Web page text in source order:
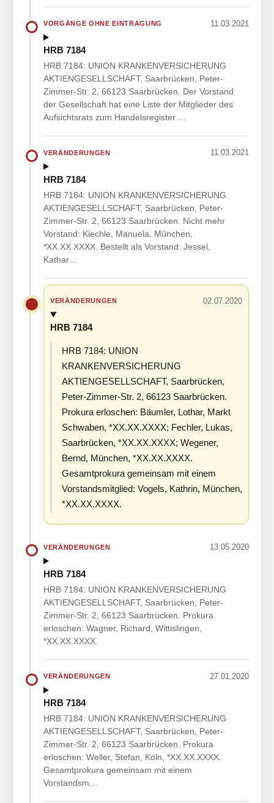
VORGÄNGE OHNE EINTRAGUNG 11.03.2021
HRB 7184
HRB 7184: UNION KRANKENVERSICHERUNG
AKTIENGESELLSCHAFT, Saarbrücken, Peter-
Zimmer-Str. 2, 66123 Saarbrücken. Der Vorstand
der Gesellschaft hat eine Liste der Mitglieder des
Aufsichtsrats zum Handelsregister …
VERÄNDERUNGEN 11.03.2021
HRB 7184
HRB 7184: UNION KRANKENVERSICHERUNG
AKTIENGESELLSCHAFT, Saarbrücken, Peter-
Zimmer-Str. 2, 66123 Saarbrücken. Nicht mehr
Vorstand: Kiechle, Manuela, München,
*XX.XX.XXXX. Bestellt als Vorstand: Jessel,
Kathar…
VERÄNDERUNGEN 02.07.2020
HRB 7184
HRB 7184: UNION
KRANKENVERSICHERUNG
AKTIENGESELLSCHAFT, Saarbrücken,
Peter-Zimmer-Str. 2, 66123 Saarbrücken.
Prokura erloschen: Bäumler, Lothar, Markt
Schwaben, *XX.XX.XXXX; Fechler, Lukas,
Saarbrücken, *XX.XX.XXXX; Wegener,
Bernd, München, *XX.XX.XXXX.
Gesamtprokura gemeinsam mit einem
Vorstandsmitglied: Vogels, Kathrin, München,
*XX.XX.XXXX.
VERÄNDERUNGEN 13.05.2020
HRB 7184
HRB 7184: UNION KRANKENVERSICHERUNG
AKTIENGESELLSCHAFT, Saarbrücken, Peter-
Zimmer-Str. 2, 66123 Saarbrücken. Prokura
erloschen: Wagner, Richard, Wittislingen,
*XX.XX.XXXX.
VERÄNDERUNGEN 27.01.2020
HRB 7184
HRB 7184: UNION KRANKENVERSICHERUNG
AKTIENGESELLSCHAFT, Saarbrücken, Peter-
Zimmer-Str. 2, 66123 Saarbrücken. Prokura
erloschen: Weller, Stefan, Köln, *XX.XX.XXXX.
Gesamtprokura gemeinsam mit einem
Vorstandsm…